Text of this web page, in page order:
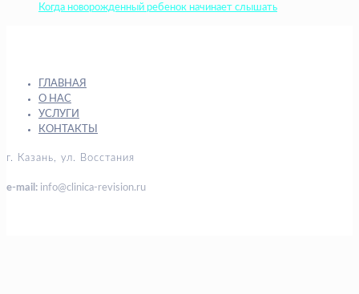
Когда новорожденный ребенок начинает слышать
ГЛАВНАЯ
О НАС
УСЛУГИ
КОНТАКТЫ
г. Казань, ул. Восстания
e-mail: info@clinica-revision.ru